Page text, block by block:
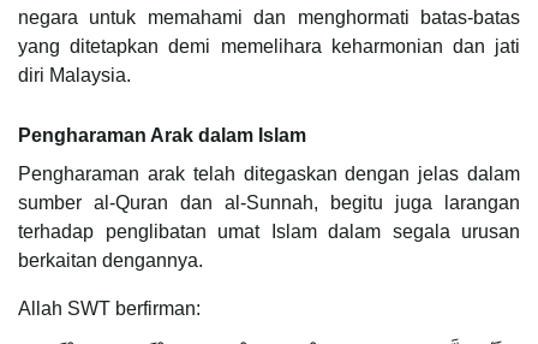
negara untuk memahami dan menghormati batas-batas
yang ditetapkan demi memelihara keharmonian dan jati
diri Malaysia.
Pengharaman Arak dalam Islam
Pengharaman arak telah ditegaskan dengan jelas dalam
sumber al-Quran dan al-Sunnah, begitu juga larangan
terhadap penglibatan umat Islam dalam segala urusan
berkaitan dengannya.
Allah SWT berfirman: